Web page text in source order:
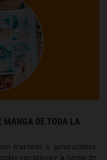
MANGA DE TODA LA
marcado a generaciones
narrativos y la forma de